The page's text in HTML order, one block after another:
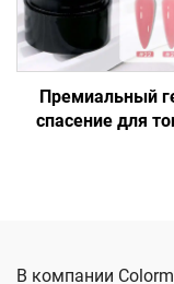
Премиальный
спасение для
В компании